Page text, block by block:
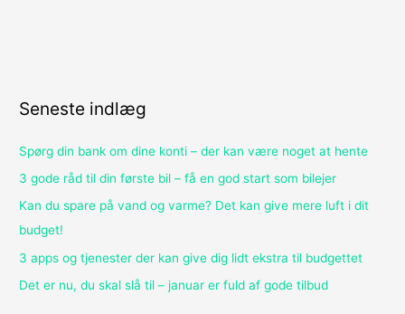
Seneste indlæg
Spørg din bank om dine konti – der kan være noget at hente
3 gode råd til din første bil – få en god start som bilejer
Kan du spare på vand og varme? Det kan give mere luft i dit
budget!
3 apps og tjenester der kan give dig lidt ekstra til budgettet
Det er nu, du skal slå til – januar er fuld af gode tilbud